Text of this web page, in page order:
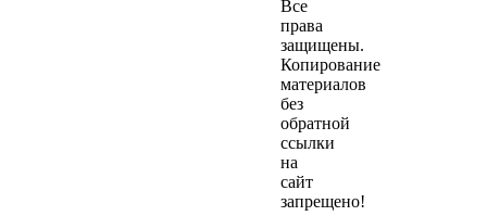
Все
права
защищены.
Копирование
материалов
без
обратной
ссылки
на
сайт
запрещено!